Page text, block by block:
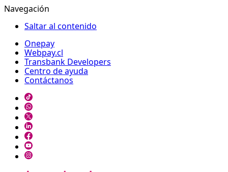
Navegación
Saltar al contenido
Onepay
Webpay.cl
Transbank Developers
Centro de ayuda
Contáctanos